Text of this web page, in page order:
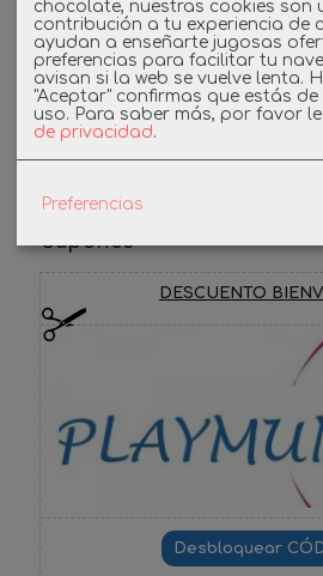
Linkedin
Instagram
Cupones
DESCUENTO
chocolate, nuestras cookies son
contribución a tu experiencia de
ayudan a enseñarte jugosas
preferencias para facilitar tu
avisan si la web se vuelve lenta.
"Aceptar" confirmas que estás
uso. Para saber más, por favor
de privacidad.
Preferencias